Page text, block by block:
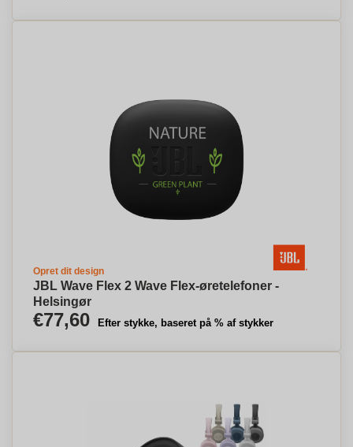
Opret dit design
JBL Wave Flex 2 Wave Flex-øretelefoner -
Helsingør
€77,60 Efter stykke, baseret på % af stykker